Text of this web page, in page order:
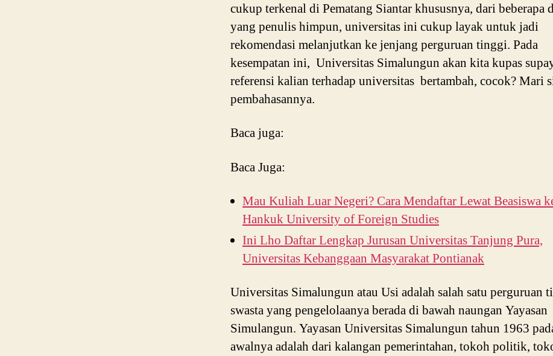
cukup terkenal di Pematang Siantar khususnya, dari beberapa
yang penulis himpun, universitas ini cukup layak untuk jadi
rekomendasi melanjutkan ke jenjang perguruan tinggi. Pada
kesempatan ini, Universitas Simalungun akan kita kupas
referensi kalian terhadap universitas bertambah, cocok? Mari
pembahasannya.
Baca juga:
Baca Juga:
Mau Kuliah Luar Negeri? Cara Mendaftar Lewat Beasiswa
Hankuk University of Foreign Studies
Ini Lho Daftar Lengkap Jurusan Universitas Tanjung Pura,
Universitas Kebanggaan Masyarakat Pontianak
Universitas Simalungun atau Usi adalah salah satu perguruan
swasta yang pengelolaanya berada di bawah naungan Yayasan
Simulangun. Yayasan Universitas Simalungun tahun 1963
awalnya adalah dari kalangan pemerintahan, tokoh politik,